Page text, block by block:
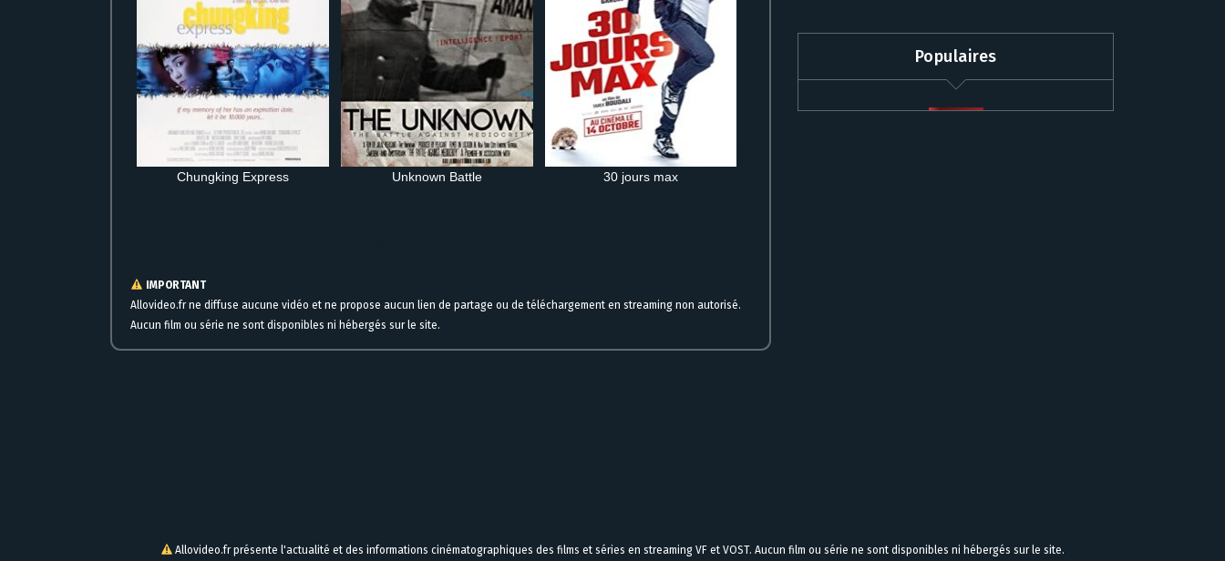
Chungking Express Unknown Battle 30 jours max
IMPORTANT
Allovideo.fr ne diffuse aucune vidéo et ne propose aucun lien de partage ou de téléchargement en streaming non autorisé.
Aucun film ou série ne sont disponibles ni hébergés sur le site.
Populaires
Allovideo.fr présente l'actualité et des informations cinématographiques des films et séries en streaming VF et VOST. Aucun film ou série ne sont disponibles ni hébergés sur le site.